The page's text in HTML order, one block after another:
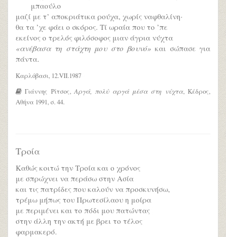
μπαούλο
μαζί με τ’ αποκριάτικα ρούχα, χωρίς ναφθαλίνη·
θα τα ’χε φάει ο σκόρος. Τί ωραία που το ’πε
εκείνος ο τρελός φιλόσοφος μιαν άγρια νύχτα
«ανέβασα τη στάχτη μου στο βουνό» και σώπασε για
πάντα.
Καρλόβασι, 12.VII.1987
Γιάννης Ρίτσος,Αργά, πολύ αργά μέσα στη νύχτα, Κέδρος,
Αθήνα 1991, σ. 44.
Τροία
Καθώς κοιτώ την Τροία και ο χρόνος
με σπρώχνει να περάσω στην Ασία
και τις πατρίδες που καλούν να προσκυνήσω,
τρέμω μήπως του Πρωτεσίλαου η μοίρα
με περιμένει και το πόδι μου πατώντας
στην άλλη την ακτή με βρει το τέλος
φαρμακερό.